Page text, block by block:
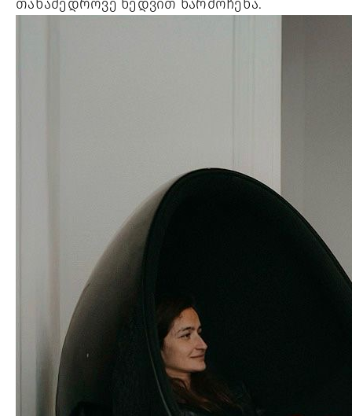
თანამედროვე ხედვით წარმოჩენა.